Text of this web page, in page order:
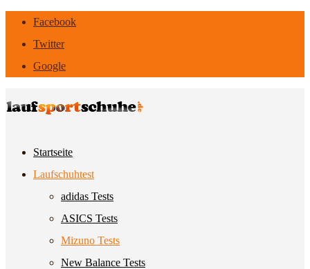
Facebook
Twitter
Google
Startseite
Laufschuhtest
adidas Tests
ASICS Tests
Mizuno Tests
New Balance Tests